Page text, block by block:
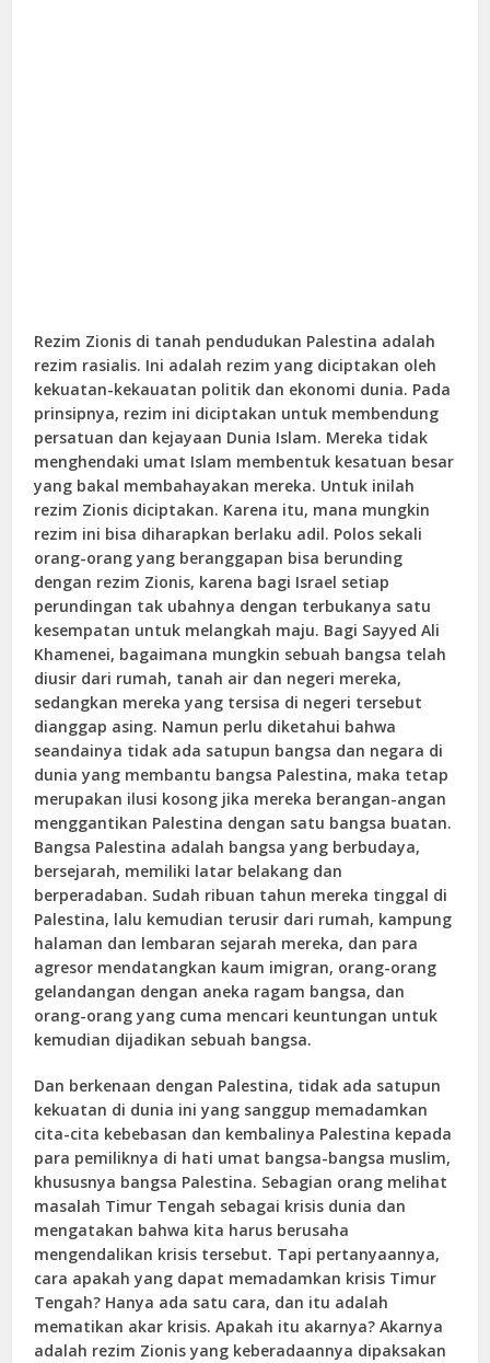
Rezim Zionis di tanah pendudukan Palestina adalah
rezim rasialis. Ini adalah rezim yang diciptakan oleh
kekuatan-kekauatan politik dan ekonomi dunia. Pada
prinsipnya, rezim ini diciptakan untuk membendung
persatuan dan kejayaan Dunia Islam. Mereka tidak
menghendaki umat Islam membentuk kesatuan besar
yang bakal membahayakan mereka. Untuk inilah
rezim Zionis diciptakan. Karena itu, mana mungkin
rezim ini bisa diharapkan berlaku adil. Polos sekali
orang-orang yang beranggapan bisa berunding
dengan rezim Zionis, karena bagi Israel setiap
perundingan tak ubahnya dengan terbukanya satu
kesempatan untuk melangkah maju. Bagi Sayyed Ali
Khamenei, bagaimana mungkin sebuah bangsa telah
diusir dari rumah, tanah air dan negeri mereka,
sedangkan mereka yang tersisa di negeri tersebut
dianggap asing. Namun perlu diketahui bahwa
seandainya tidak ada satupun bangsa dan negara di
dunia yang membantu bangsa Palestina, maka tetap
merupakan ilusi kosong jika mereka berangan-angan
menggantikan Palestina dengan satu bangsa buatan.
Bangsa Palestina adalah bangsa yang berbudaya,
bersejarah, memiliki latar belakang dan
berperadaban. Sudah ribuan tahun mereka tinggal di
Palestina, lalu kemudian terusir dari rumah, kampung
halaman dan lembaran sejarah mereka, dan para
agresor mendatangkan kaum imigran, orang-orang
gelandangan dengan aneka ragam bangsa, dan
orang-orang yang cuma mencari keuntungan untuk
kemudian dijadikan sebuah bangsa.
Dan berkenaan dengan Palestina, tidak ada satupun
kekuatan di dunia ini yang sanggup memadamkan
cita-cita kebebasan dan kembalinya Palestina kepada
para pemiliknya di hati umat bangsa-bangsa muslim,
khususnya bangsa Palestina. Sebagian orang melihat
masalah Timur Tengah sebagai krisis dunia dan
mengatakan bahwa kita harus berusaha
mengendalikan krisis tersebut. Tapi pertanyaannya,
cara apakah yang dapat memadamkan krisis Timur
Tengah? Hanya ada satu cara, dan itu adalah
mematikan akar krisis. Apakah itu akarnya? Akarnya
adalah rezim Zionis yang keberadaannya dipaksakan